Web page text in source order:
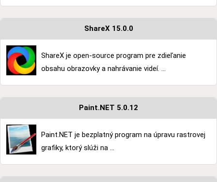
ShareX 15.0.0
ShareX je open-source program pre zdieľanie
obsahu obrazovky a nahrávanie videí. ...
Paint.NET 5.0.12
Paint.NET je bezplatný program na úpravu rastrovej
grafiky, ktorý slúži na ...